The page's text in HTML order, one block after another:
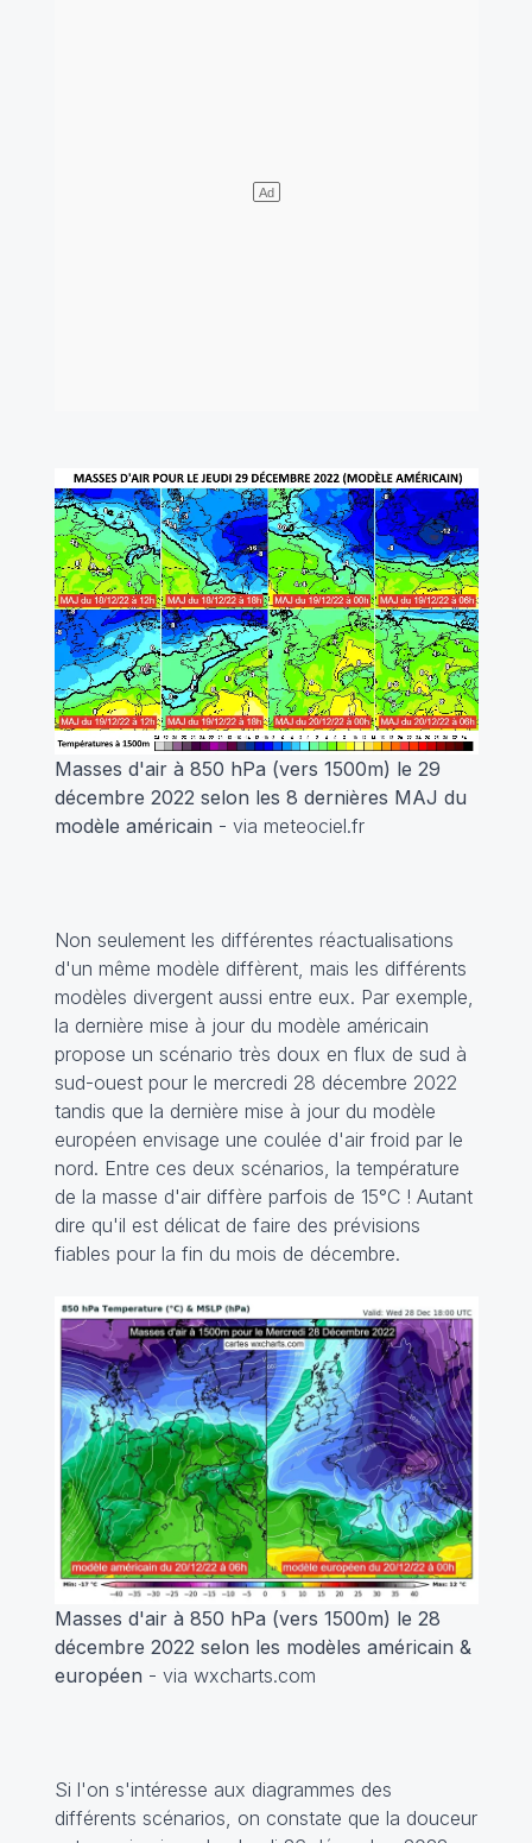
Masses d'air à 850 hPa (vers 1500m) le 29
décembre 2022 selon les 8 dernières MAJ du
modèle américain - via meteociel.fr
Non seulement les différentes réactualisations
d'un même modèle diffèrent, mais les différents
modèles divergent aussi entre eux. Par exemple,
la dernière mise à jour du modèle américain
propose un scénario très doux en flux de sud à
sud-ouest pour le mercredi 28 décembre 2022
tandis que la dernière mise à jour du modèle
européen envisage une coulée d'air froid par le
nord. Entre ces deux scénarios, la température
de la masse d'air diffère parfois de 15°C ! Autant
dire qu'il est délicat de faire des prévisions
fiables pour la fin du mois de décembre.
Masses d'air à 850 hPa (vers 1500m) le 28
décembre 2022 selon les modèles américain &
européen - via wxcharts.com
Si l'on s'intéresse aux diagrammes des
différents scénarios, on constate que la douceur